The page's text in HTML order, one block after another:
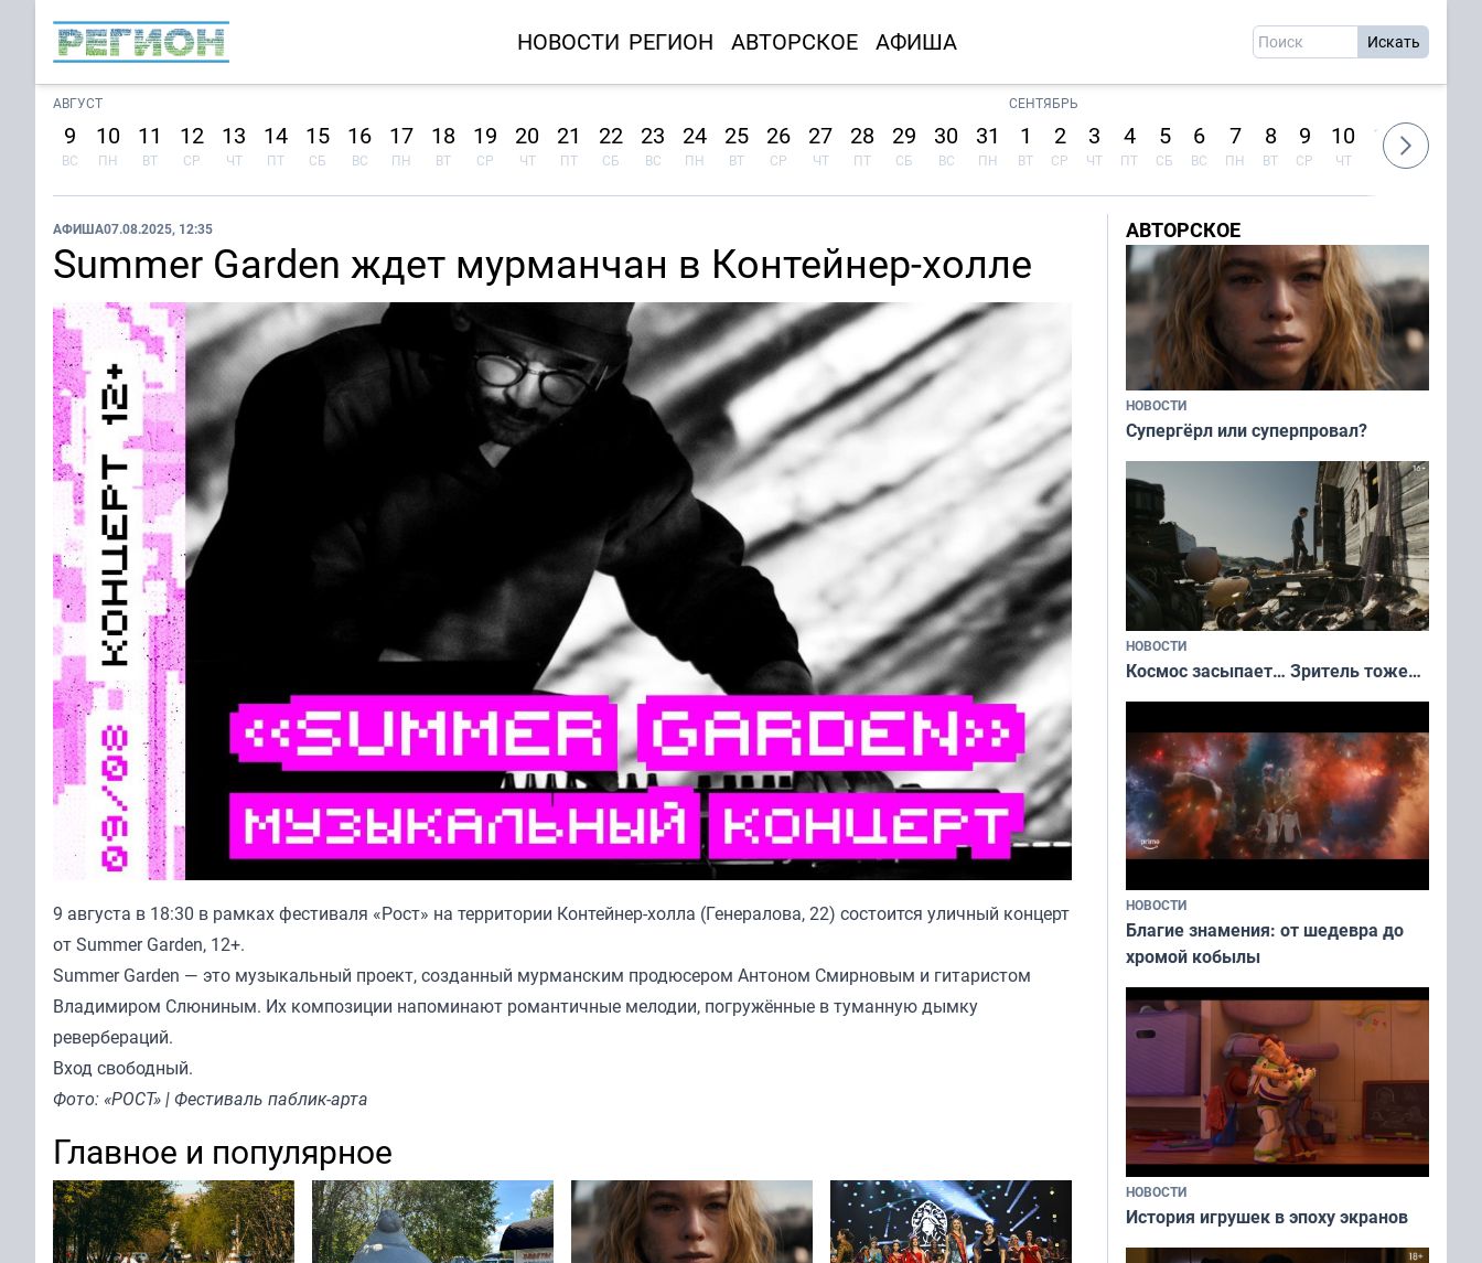
НОВОСТИ РЕГИОН АВТОРСКОЕ АФИША
АВГУСТ
9
ВС
10
ПН
11
ВТ
12
СР
13
ЧТ
14
ПТ
15
СБ
16
ВС
17
ПН
18
ВТ
19
СР
20
ЧТ
21
ПТ
22
СБ
23
ВС
24
ПН
25
ВТ
26
СР
27
ЧТ
28
ПТ
29
СБ
30
ВС
31
ПН
СЕНТЯБРЬ
1
ВТ
2
СР
3
ЧТ
4
ПТ
5
СБ
6
ВС
7
ПН
8
ВТ
9
СР
10
ЧТ
11
ПТ
12
СБ
АФИША07.08.2025, 12:35
Summer Garden ждет мурманчан в Контейнер-холле
9 августа в 18:30 в рамках фестиваля «Рост» на территории Контейнер-холла (Генералова, 22) состоится уличный концерт
от Summer Garden, 12+.
Summer Garden — это музыкальный проект, созданный мурманским продюсером Антоном Смирновым и гитаристом
Владимиром Слюниным. Их композиции напоминают романтичные мелодии, погружённые в туманную дымку
ревербераций.
Вход свободный.
Фото: «РОСТ» | Фестиваль паблик-арта
Главное и популярное
АВТОРСКОЕ
НОВОСТИ
Супергёрл или суперпровал?
НОВОСТИ
Космос засыпает… Зритель тоже…
НОВОСТИ
Благие знамения: от шедевра до
хромой кобылы
НОВОСТИ
История игрушек в эпоху экранов